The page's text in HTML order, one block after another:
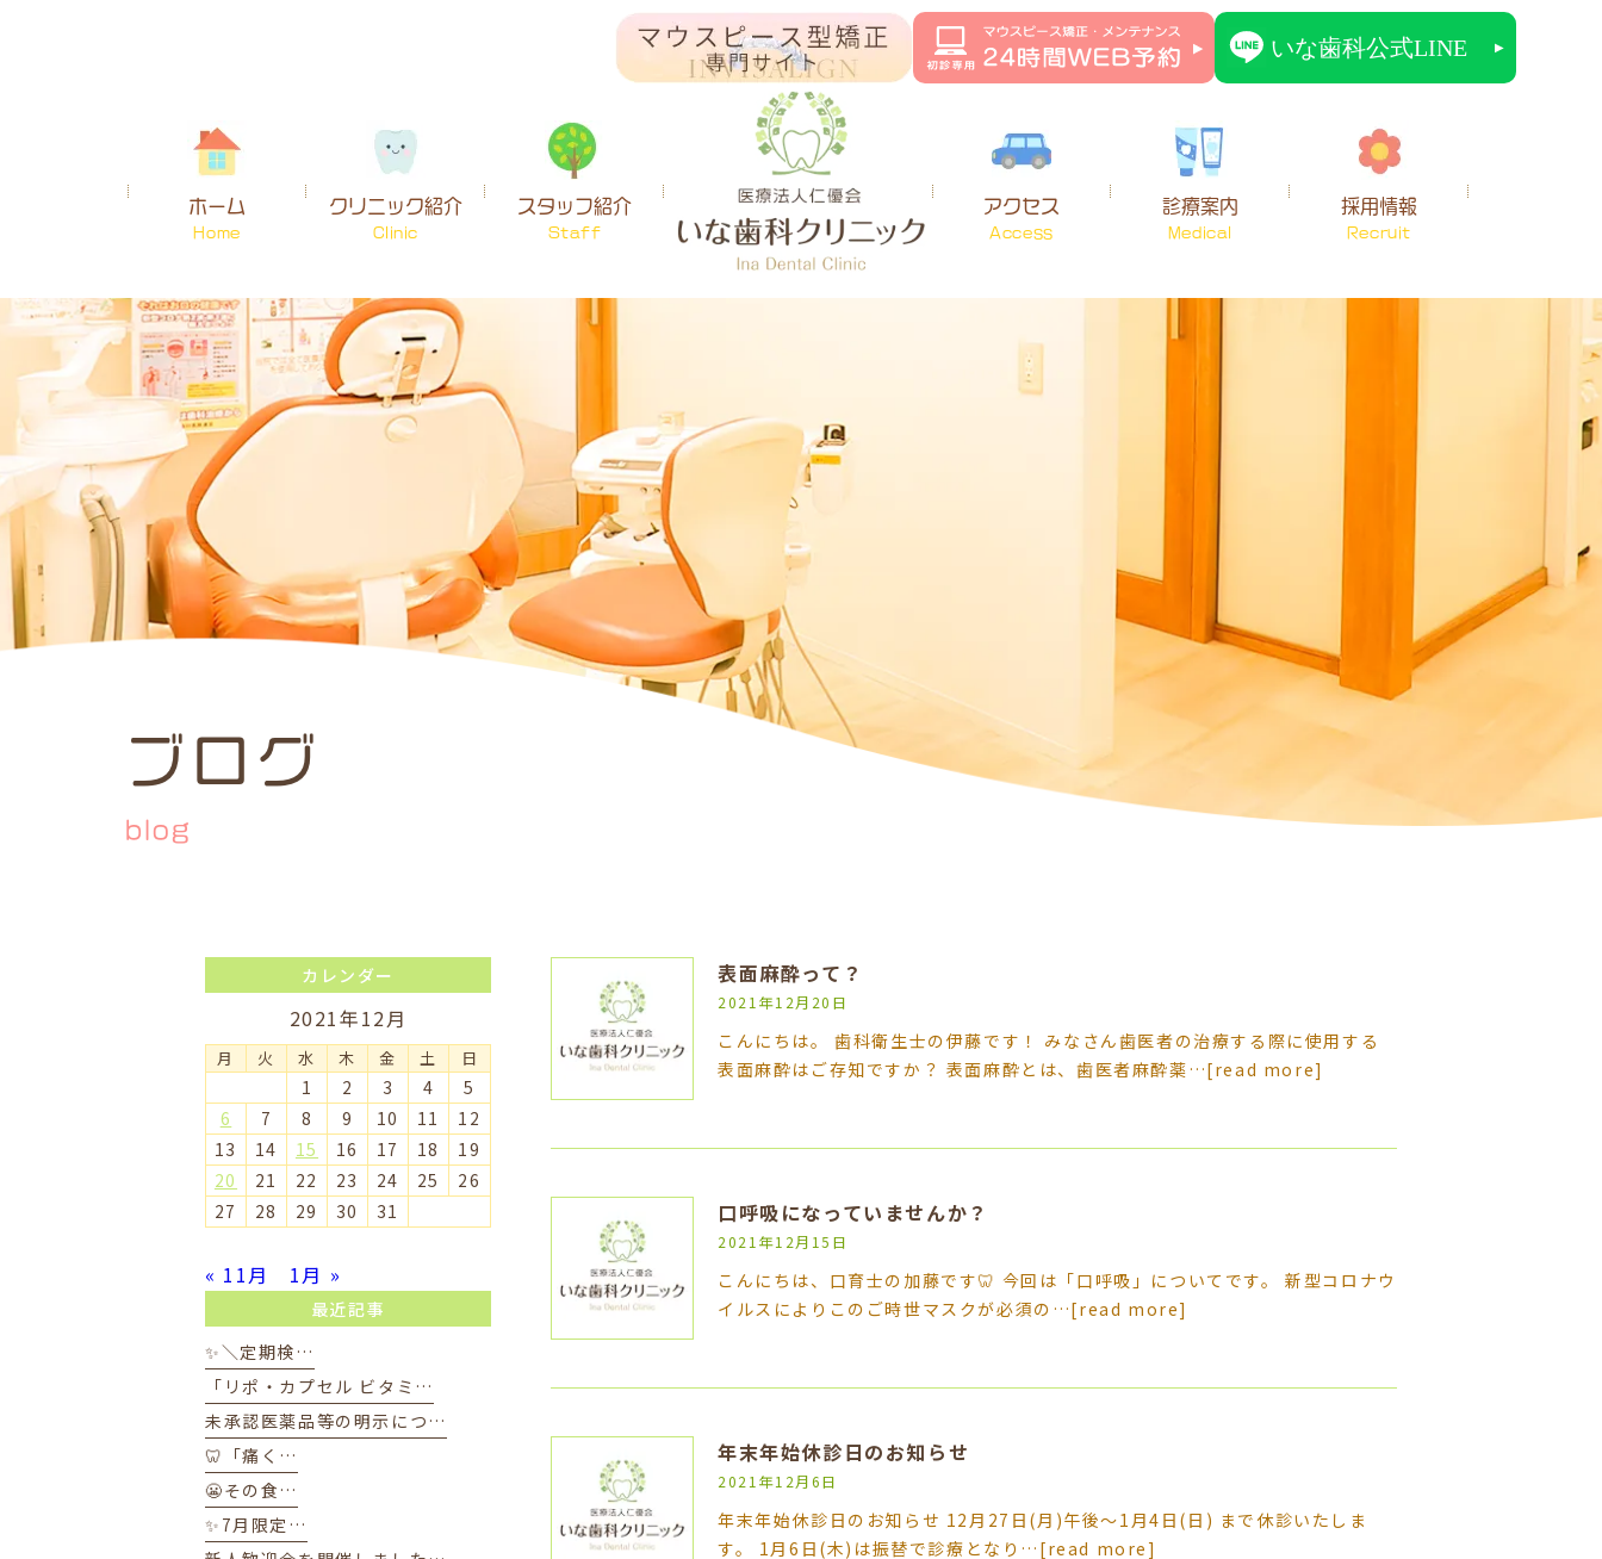
ホーム
Home
クリニック紹介
Clinic
スタッフ紹介
Staff
アクセス
Access
診療案内
Medical
採用情報
Recruit
ブログ
blog
表面麻酔って？
2021年12月20日
こんにちは。 歯科衛生士の伊藤です！ みなさん歯医者の治療する際に使用する
表面麻酔はご存知ですか？ 表面麻酔とは、歯医者麻酔薬…[read more]
口呼吸になっていませんか？
2021年12月15日
こんにちは、口育士の加藤です🦷 今回は「口呼吸」についてです。 新型コロナウ
イルスによりこのご時世マスクが必須の…[read more]
年末年始休診日のお知らせ
2021年12月6日
年末年始休診日のお知らせ 12月27日(月)午後〜1月4日(日) まで休診いたしま
す。 1月6日(木)は振替で診療となり… [read more]
カレンダー
2021年12月
月 火 水 木 金 土 日
1 2 3 4
5
6
7 8 9 10 11
12
13
14 15 16 17 18
19
20
21 22 23 24 25
26
27
28 29 30 31
« 11月 1月 »
最近記事
✨＼定期検…
「リポ・カプセル ビタミ…
未承認医薬品等の明示につ…
🦷「痛く…
😬その食…
✨7月限定…